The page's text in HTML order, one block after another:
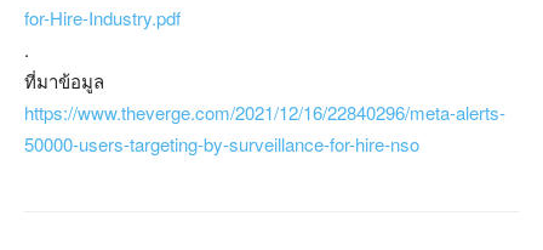
for-Hire-Industry.pdf
.
ที่มาข้อมูล
https://www.theverge.com/2021/12/16/22840296/meta-alerts-
50000-users-targeting-by-surveillance-for-hire-nso